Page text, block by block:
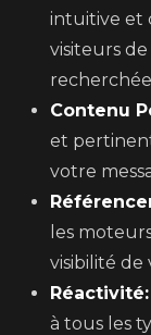
intuitive et
visiteurs
Contenu
et
votre
les
visibilité de
Réactivité:
à tous les